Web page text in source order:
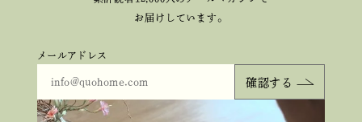
お届けしています。
メールアドレス